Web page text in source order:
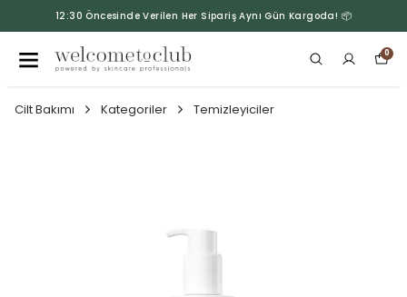
12:30 Öncesinde Verilen Her Sipariş Aynı Gün Kargoda! 📦
0
Cilt Bakımı Kategoriler Temizleyiciler